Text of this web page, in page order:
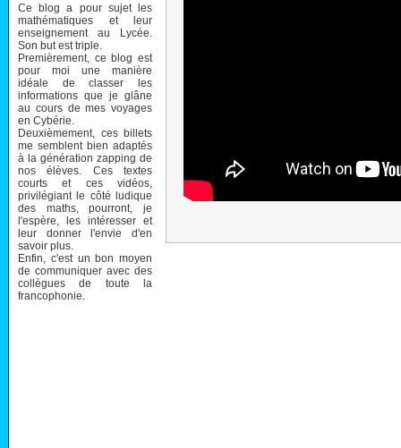
Ce blog a pour sujet les
mathématiques et leur
enseignement au Lycée.
Son but est triple.
Premièrement, ce blog est
pour moi une manière
idéale de classer les
informations que je glâne
au cours de mes voyages
en Cybérie.
Deuxièmement, ces billets
me semblent bien adaptés
à la génération zapping de
nos élèves. Ces textes
courts et ces vidéos,
privilégiant le côté ludique
des maths, pourront, je
l'espère, les intéresser et
leur donner l'envie d'en
savoir plus.
Enfin, c'est un bon moyen
de communiquer avec des
collègues de toute la
francophonie.